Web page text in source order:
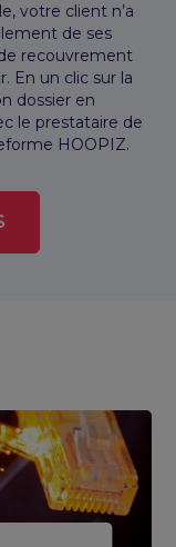
votre client n’a
de ses
recouvrement
En un clic sur la
dossier en
le prestataire de
HOOPIZ.